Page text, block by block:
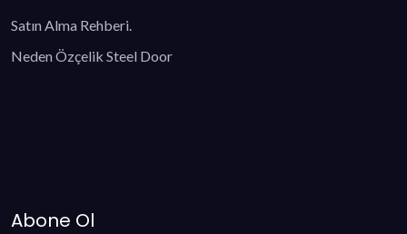
Satın Alma Rehberi.
Neden Özçelik Steel Door
Abone Ol